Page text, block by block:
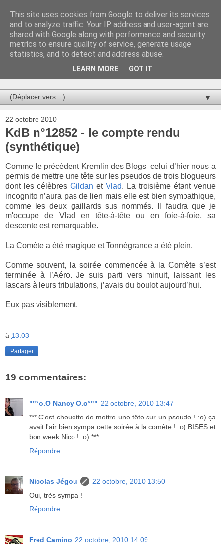
Au bistro !
La connerie étant le seul chemin susceptible de nous faire
entrevoir une parcelle de vérité, utilisons la par des moyens
de communication efficaces. Le temps qu'on remplisse nos
▼
22 octobre 2010
KdB n°12852 - le compte rendu
(synthétique)
Comme le précédent Kremlin des Blogs, celui d’hier nous a
permis de mettre une tête sur les pseudos de trois blogueurs
dont les célèbres Gildan et Vlad. La troisième étant venue
incognito n’aura pas de lien mais elle est bien sympathique,
comme les deux gaillards sus nommés. Il faudra que je
m'occupe de Vlad en tête-à-tête ou en foie-à-foie, sa
descente est remarquable.
La Comète a été magique et Tonnégrande a été plein.
Comme souvent, la soirée commencée à la Comète s’est
terminée à l’Aéro. Je suis parti vers minuit, laissant les
lascars à leurs tribulations, j’avais du boulot aujourd’hui.
Eux pas visiblement.
à 13:03
Partager
19 commentaires:
""°o.O Nancy O.o°"" 22 octobre, 2010 13:47
*** C'est chouette de mettre une tête sur un pseudo ! :o) ça
avait l'air bien sympa cette soirée à la comète ! :o) BISES et
bon week Nico ! :o) ***
Répondre
Nicolas Jégou
22 octobre, 2010 13:50
Oui, très sympa !
Répondre
Fred Camino 22 octobre, 2010 14:09
This site uses cookies from Google to deliver its services
and to analyze traffic. Your IP address and user-agent are
shared with Google along with performance and security
metrics to ensure quality of service, generate usage
statistics, and to detect and address abuse.
LEARN MORE GOT IT